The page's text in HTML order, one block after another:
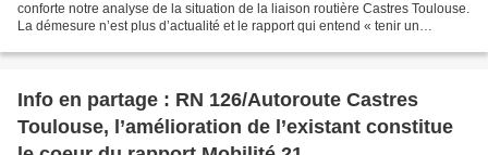
conforte notre analyse de la situation de la liaison routière Castres Toulouse.
La démesure n’est plus d’actualité et le rapport qui entend « tenir un
Info en partage : RN 126/Autoroute Castres
Toulouse, l’amélioration de l’existant constitue